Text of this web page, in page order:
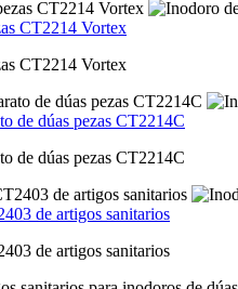
CT2214 Vortex
CT2214 Vortex
de dúas pezas CT2214C
de dúas pezas CT2214C
de artigos sanitarios
de artigos sanitarios